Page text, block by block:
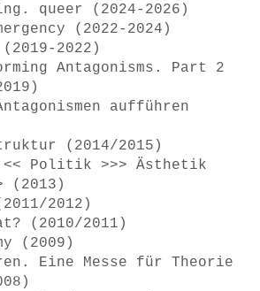
queer (2024-2026)
(2022-2024)
(2019-2022)
Antagonisms. Part 2
aufführen
(2014/2015)
<< Politik >>> Ästhetik
(2013)
2012)
(2010/2011)
(2009)
Eine Messe für Theorie